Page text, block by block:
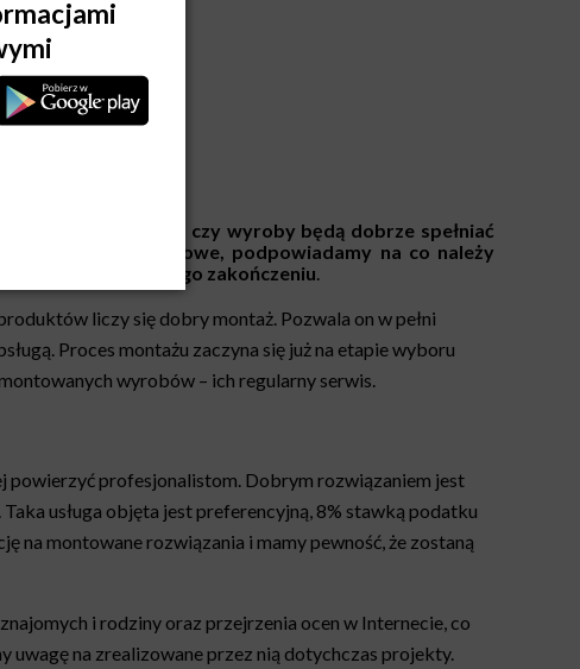
montażu zależy, czy wyroby będą dobrze spełniać
systemy montażowe, podpowiadamy na co należy
drzwi i bramę po jego zakończeniu.
liczy się dobry montaż. Pozwala on w pełni
Proces montażu zaczyna się już na etapie wyboru
wyrobów – ich regularny serwis.
powierzyć profesjonalistom. Dobrym rozwiązaniem jest
usługa objęta jest preferencyjną, 8% stawką podatku
na montowane rozwiązania i mamy pewność, że zostaną
i rodziny oraz przejrzenia ocen w Internecie, co
uwagę na zrealizowane przez nią dotychczas projekty.